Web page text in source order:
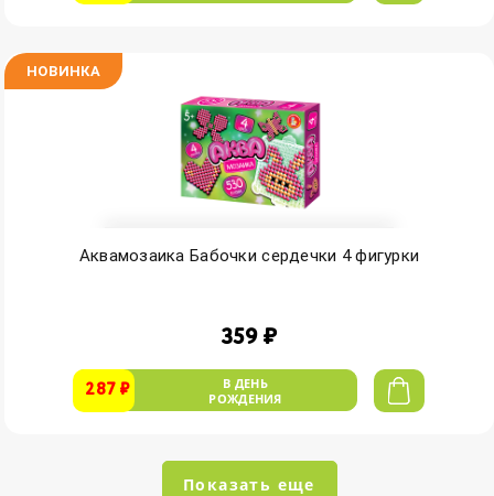
НОВИНКА
Аквамозаика Бабочки сердечки 4 фигурки
359 ₽
287 ₽
В ДЕНЬ
РОЖДЕНИЯ
Показать еще